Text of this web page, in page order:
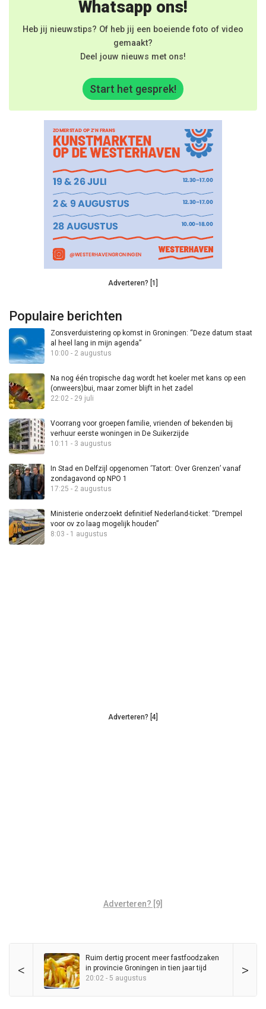
Whatsapp ons!
Heb jij nieuwstips? Of heb jij een boeiende foto of video
gemaakt?
Deel jouw nieuws met ons!
Start het gesprek!
Adverteren? [1]
Populaire berichten
Zonsverduistering op komst in Groningen: “Deze datum staat
al heel lang in mijn agenda”
10:00 - 2 augustus
Na nog één tropische dag wordt het koeler met kans op een
(onweers)bui, maar zomer blijft in het zadel
22:02 - 29 juli
Voorrang voor groepen familie, vrienden of bekenden bij
verhuur eerste woningen in De Suikerzijde
10:11 - 3 augustus
In Stad en Delfzijl opgenomen ‘Tatort: Over Grenzen’ vanaf
zondagavond op NPO 1
17:25 - 2 augustus
Ministerie onderzoekt definitief Nederland-ticket: “Drempel
voor ov zo laag mogelijk houden”
8:03 - 1 augustus
Adverteren? [4]
Adverteren? [9]
< >
Ruim dertig procent meer fastfoodzaken
in provincie Groningen in tien jaar tijd
20:02 - 5 augustus